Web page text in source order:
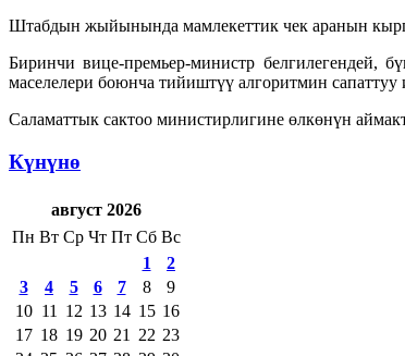
Штабдын жыйынында мамлекеттик чек аранын
Биринчи вице-премьер-министр белгилегендей,
маселелери боюнча тийиштүү алгоритмин
Саламаттык сактоо министирлигине өлкөнүн
Күнүнө
август 2026
Пн Вт Ср Чт Пт Сб Вс
1
2
3
4 5 6 7 8
9
10 11 12 13 14 15 16
17 18 19 20 21 22 23